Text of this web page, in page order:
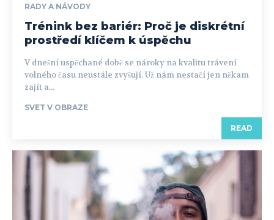
RADY A NÁVODY
Trénink bez bariér: Proč je diskrétní
prostředí klíčem k úspěchu
V dnešní uspěchané době se nároky na kvalitu trávení
volného času neustále zvyšují. Už nám nestačí jen někam
zajít a...
SVET V OBRAZE
READ